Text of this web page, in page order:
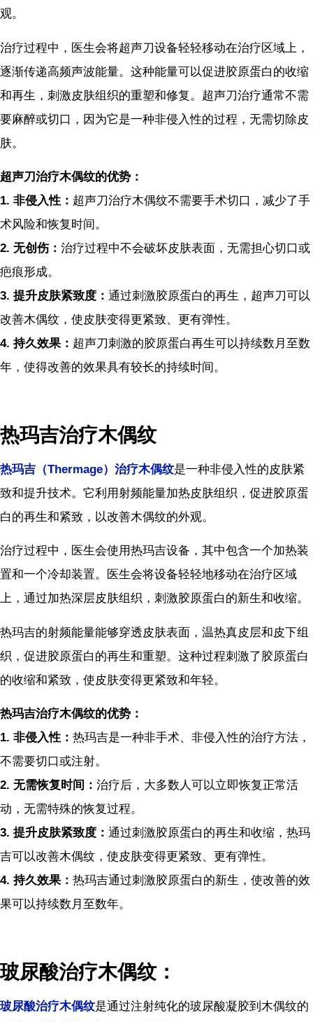
观。
治疗过程中，医生会将超声刀设备轻轻移动在治疗区域上，
逐渐传递高频声波能量。这种能量可以促进胶原蛋白的收缩
和再生，刺激皮肤组织的重塑和修复。超声刀治疗通常不需
要麻醉或切口，因为它是一种非侵入性的过程，无需切除皮
肤。
超声刀治疗木偶纹的优势：
1. 非侵入性： 超声刀治疗木偶纹不需要手术切口，减少了手
术风险和恢复时间。
2. 无创伤： 治疗过程中不会破坏皮肤表面，无需担心切口或
疤痕形成。
3. 提升皮肤紧致度： 通过刺激胶原蛋白的再生，超声刀可以
改善木偶纹，使皮肤变得更紧致、更有弹性。
4. 持久效果： 超声刀刺激的胶原蛋白再生可以持续数月至数
年，使得改善的效果具有较长的持续时间。
热玛吉治疗木偶纹
热玛吉（Thermage）治疗木偶纹是一种非侵入性的皮肤紧
致和提升技术。它利用射频能量加热皮肤组织，促进胶原蛋
白的再生和紧致，以改善木偶纹的外观。
治疗过程中，医生会使用热玛吉设备，其中包含一个加热装
置和一个冷却装置。医生会将设备轻轻地移动在治疗区域
上，通过加热深层皮肤组织，刺激胶原蛋白的新生和收缩。
热玛吉的射频能量能够穿透皮肤表面，温热真皮层和皮下组
织，促进胶原蛋白的再生和重塑。这种过程刺激了胶原蛋白
的收缩和紧致，使皮肤变得更紧致和年轻。
热玛吉治疗木偶纹的优势：
1. 非侵入性： 热玛吉是一种非手术、非侵入性的治疗方法，
不需要切口或注射。
2. 无需恢复时间： 治疗后，大多数人可以立即恢复正常活
动，无需特殊的恢复过程。
3. 提升皮肤紧致度： 通过刺激胶原蛋白的再生和收缩，热玛
吉可以改善木偶纹，使皮肤变得更紧致、更有弹性。
4. 持久效果： 热玛吉通过刺激胶原蛋白的新生，使改善的效
果可以持续数月至数年。
玻尿酸治疗木偶纹：
玻尿酸治疗木偶纹是通过注射纯化的玻尿酸凝胶到木偶纹的